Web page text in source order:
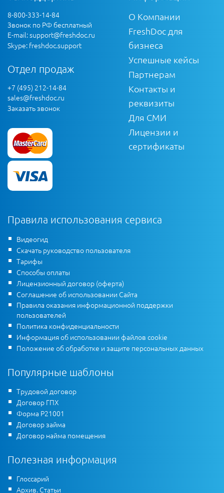
8-800-333-14-84
Звонок по РФ бесплатный
E-mail:support@freshdoc.ru
Skype: freshdoc.support
Отдел продаж
+7 (495) 212-14-84
sales@freshdoc.ru
Заказать звонок
О Компании
FreshDoc для
бизнеса
Успешные кейсы
Партнерам
Контакты и
реквизиты
Для СМИ
Лицензии и
сертификаты
Правила использования сервиса
Видеогид
Скачать руководство пользователя
Тарифы
Способы оплаты
Лицензионный договор (оферта)
Соглашение об использовании Сайта
Правила оказания информационной поддержки
пользователей
Политика конфиденциальности
Информация об использовании файлов cookie
Положение об обработке и защите персональных данных
Популярные шаблоны
Трудовой договор
Договор ГПХ
Форма Р21001
Договор займа
Договор найма помещения
Полезная информация
Глоссарий
Архив. Статьи